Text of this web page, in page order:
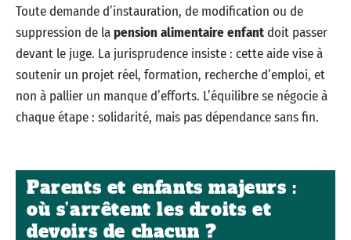
Toute demande d’instauration, de modification ou de
suppression de lapension alimentaire enfantdoit passer
devant le juge. La jurisprudence insiste : cette aide vise à
soutenir un projet réel, formation, recherche d’emploi, et
non à pallier un manque d’efforts. L’équilibre se négocie à
chaque étape : solidarité, mais pas dépendance sans fin.
Parents et enfants majeurs :
où s’arrêtent les droits et
devoirs de chacun ?